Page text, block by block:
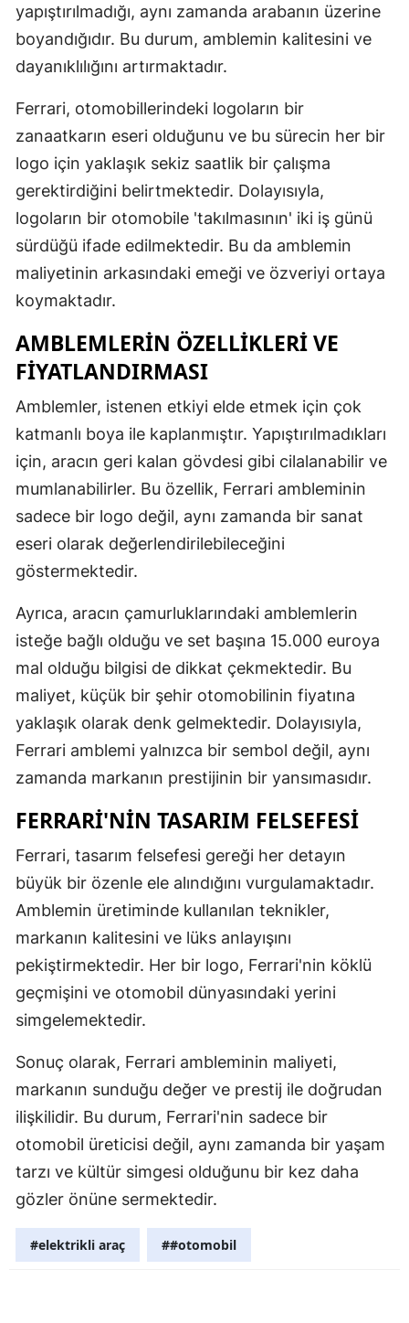
Kocaeli
Konya
Mardin
Muğla
Nevşehir
Ordu
Rize
Sakarya
Sinop
Sivas
Tokat
Trabzon
Şanlıurfa
Zonguldak
Karaman
Batman
yapıştırılmadığı, aynı zamanda arabanın üzerine
boyandığıdır. Bu durum, amblemin kalitesini ve
dayanıklılığını artırmaktadır.
Ferrari, otomobillerindeki logoların bir
zanaatkarın eseri olduğunu ve bu sürecin her bir
logo için yaklaşık sekiz saatlik bir çalışma
gerektirdiğini belirtmektedir. Dolayısıyla,
logoların bir otomobile 'takılmasının' iki iş günü
sürdüğü ifade edilmektedir. Bu da amblemin
maliyetinin arkasındaki emeği ve özveriyi ortaya
koymaktadır.
AMBLEMLERIN ÖZELLIKLERI VE
FIYATLANDIRMASI
Amblemler, istenen etkiyi elde etmek için çok
katmanlı boya ile kaplanmıştır. Yapıştırılmadıkları
için, aracın geri kalan gövdesi gibi cilalanabilir ve
mumlanabilirler. Bu özellik, Ferrari ambleminin
sadece bir logo değil, aynı zamanda bir sanat
eseri olarak değerlendirilebileceğini
göstermektedir.
Ayrıca, aracın çamurluklarındaki amblemlerin
isteğe bağlı olduğu ve set başına 15.000 euroya
mal olduğu bilgisi de dikkat çekmektedir. Bu
maliyet, küçük bir şehir otomobilinin fiyatına
yaklaşık olarak denk gelmektedir. Dolayısıyla,
Ferrari amblemi yalnızca bir sembol değil, aynı
zamanda markanın prestijinin bir yansımasıdır.
FERRARI'NIN TASARIM FELSEFESI
Ferrari, tasarım felsefesi gereği her detayın
büyük bir özenle ele alındığını vurgulamaktadır.
Amblemin üretiminde kullanılan teknikler,
markanın kalitesini ve lüks anlayışını
pekiştirmektedir. Her bir logo, Ferrari'nin köklü
geçmişini ve otomobil dünyasındaki yerini
simgelemektedir.
Sonuç olarak, Ferrari ambleminin maliyeti,
markanın sunduğu değer ve prestij ile doğrudan
ilişkilidir. Bu durum, Ferrari'nin sadece bir
otomobil üreticisi değil, aynı zamanda bir yaşam
tarzı ve kültür simgesi olduğunu bir kez daha
gözler önüne sermektedir.
#elektrikli araç ##otomobil